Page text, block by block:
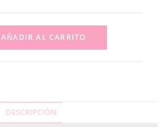
AÑADIR AL CARRITO
DESCRIPCIÓN